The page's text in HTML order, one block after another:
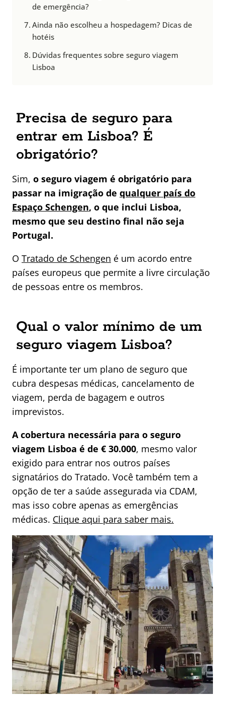
de emergência?
Ainda não escolheu a hospedagem? Dicas de
hotéis
Dúvidas frequentes sobre seguro viagem
Lisboa
Precisa de seguro para
entrar em Lisboa? É
obrigatório?
Sim, o seguro viagem é obrigatório para
passar na imigração de qualquer país do
Espaço Schengen, o que inclui Lisboa,
mesmo que seu destino final não seja
Portugal.
O Tratado de Schengen é um acordo entre
países europeus que permite a livre circulação
de pessoas entre os membros.
Qual o valor mínimo de um
seguro viagem Lisboa?
É importante ter um plano de seguro que
cubra despesas médicas, cancelamento de
viagem, perda de bagagem e outros
imprevistos.
A cobertura necessária para o seguro
viagem Lisboa é de € 30.000, mesmo valor
exigido para entrar nos outros países
signatários do Tratado. Você também tem a
opção de ter a saúde assegurada via CDAM,
mas isso cobre apenas as emergências
médicas. Clique aqui para saber mais.